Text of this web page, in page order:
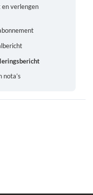
afwijken voor
testserver
in de editor?
en toch blijft Wise
en verlengen
nota’s